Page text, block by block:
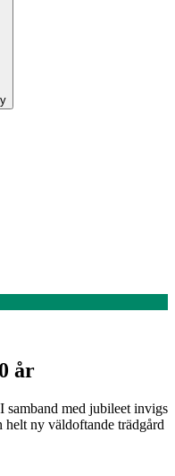
år
samband med jubileet invigs
ny väldoftande trädgård